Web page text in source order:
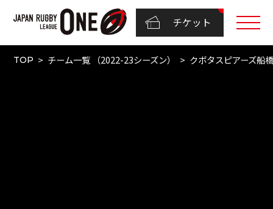
チケット
TOP チーム一覧 （2022-23シーズン） クボタスピアーズ船